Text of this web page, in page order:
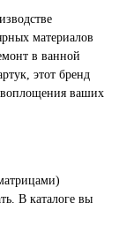
материалов
в ванной
этот бренд
воплощения ваших
В каталоге вы